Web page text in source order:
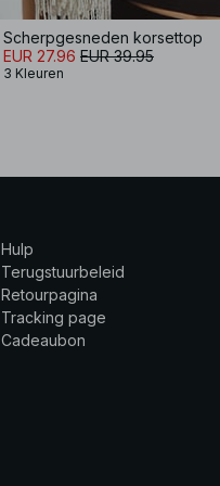
Scherpgesneden korsettop
EUR 27.96 EUR 39.95
3 Kleuren
Hulp
Terugstuurbeleid
Retourpagina
Tracking page
Cadeaubon